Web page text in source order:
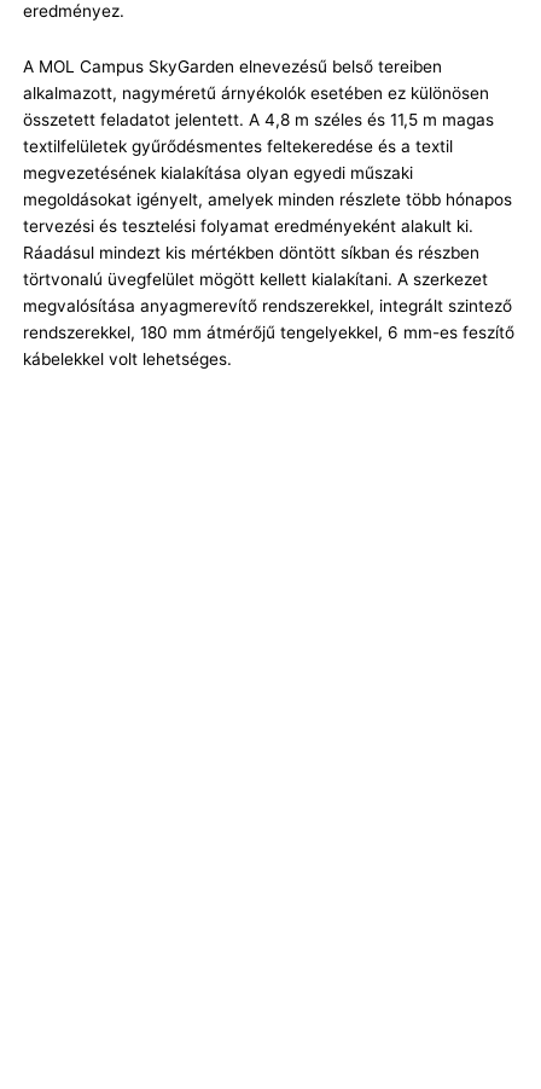
eredményez.
A MOL Campus SkyGarden elnevezésű belső tereiben
alkalmazott, nagyméretű árnyékolók esetében ez különösen
összetett feladatot jelentett. A 4,8 m széles és 11,5 m magas
textilfelületek gyűrődésmentes feltekeredése és a textil
megvezetésének kialakítása olyan egyedi műszaki
megoldásokat igényelt, amelyek minden részlete több hónapos
tervezési és tesztelési folyamat eredményeként alakult ki.
Ráadásul mindezt kis mértékben döntött síkban és részben
törtvonalú üvegfelület mögött kellett kialakítani. A szerkezet
megvalósítása anyagmerevítő rendszerekkel, integrált szintező
rendszerekkel, 180 mm átmérőjű tengelyekkel, 6 mm-es feszítő
kábelekkel volt lehetséges.